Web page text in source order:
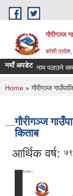
Skip to main content
गौरीगञ्‍ज
कोशी
नयाँ अपडेटनाम पठाउने
You are
Home » गौरीगञ्‍ज
गौरीगञ्‍ज
किताब
आर्थिक वर्ष: